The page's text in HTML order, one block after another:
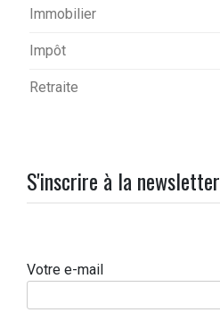
Immobilier
Impôt
Retraite
S'inscrire à la newsletter
Votre e-mail